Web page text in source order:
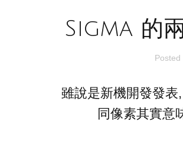
Sigma 的
Posted
雖說是新機開發發
同像素其實意